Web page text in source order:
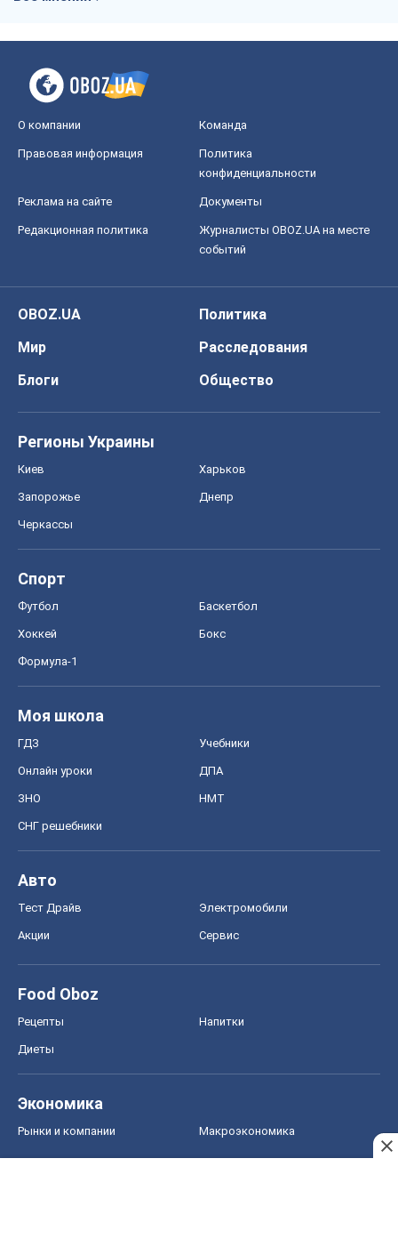
О компании Команда
Правовая информация
Политика
конфиденциальности
Реклама на сайте Документы
Редакционная политика
Журналисты OBOZ.UA на месте
событий
OBOZ.UA
Политика
Мир
Расследования
Блоги
Общество
Регионы Украины
Киев Харьков
Запорожье Днепр
Черкассы
Спорт
Футбол Баскетбол
Хоккей Бокс
Формула-1
Моя школа
ГДЗ Учебники
Онлайн уроки ДПА
ЗНО НМТ
СНГ решебники
Авто
Тест Драйв Электромобили
Акции Сервис
Food Oboz
Рецепты Напитки
Диеты
Экономика
Рынки и компании Mакроэкономика